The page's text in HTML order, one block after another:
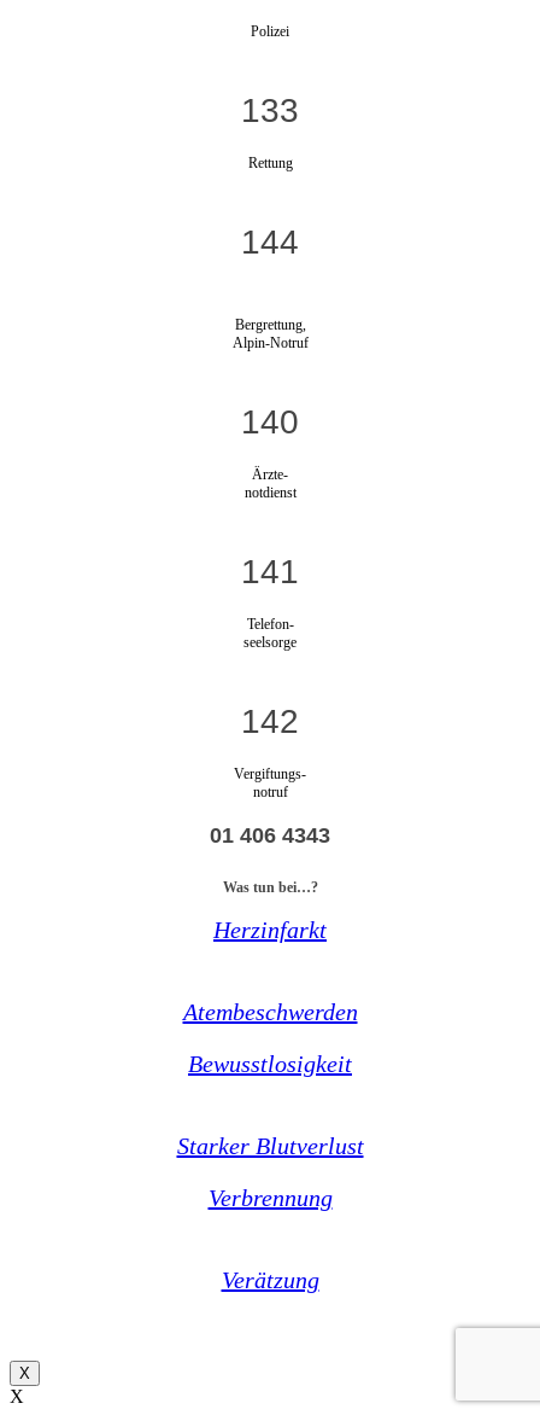
Polizei
133
Rettung
144
Bergrettung,
Alpin-Notruf
140
Ärzte-
notdienst
141
Telefon-
seelsorge
142
Vergiftungs-
notruf
01 406 4343
Was tun bei…?
Herzinfarkt
Atembeschwerden
Bewusstlosigkeit
Starker Blutverlust
Verbrennung
Verätzung
X
X